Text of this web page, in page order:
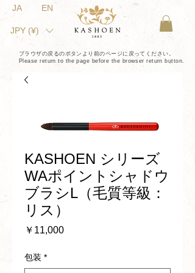
JPY (¥)
JA EN
ブラウザの戻るのボタンより前のページに戻ってください。
Please return to the page before the browser return button.
KASHOEN シリーズ
WAポイントシャドウ
ブラシL（毛質等級：
リス）
￥11,000価
包装 *